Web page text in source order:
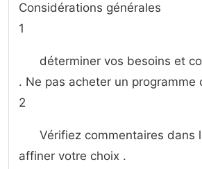
Considérations générales
1
déterminer vos besoins et
. Ne pas acheter un
2
Vérifiez commentaires dans
affiner votre choix .